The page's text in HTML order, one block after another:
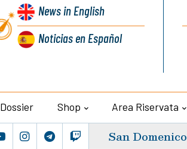
Newsin English
Noticiasen Español
Dossier Shop Area Riservata
San Domenico